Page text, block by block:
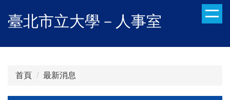
到
臺北市立大學－人事室
首頁 最新消息